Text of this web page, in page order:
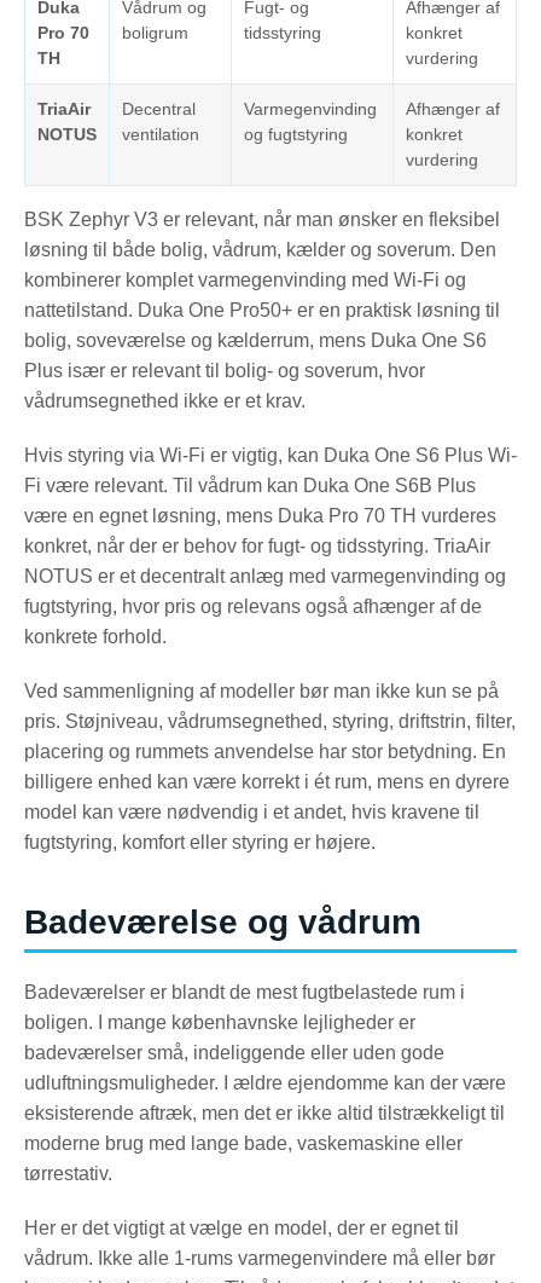
Duka
Pro 70
TH
Vådrum og
boligrum
Fugt- og
tidsstyring
Afhænger af
konkret
vurdering
TriaAir
NOTUS
Decentral
ventilation
Varmegenvinding
og fugtstyring
Afhænger af
konkret
vurdering
BSK Zephyr V3 er relevant, når man ønsker en fleksibel
løsning til både bolig, vådrum, kælder og soverum. Den
kombinerer komplet varmegenvinding med Wi-Fi og
nattetilstand. Duka One Pro50+ er en praktisk løsning til
bolig, soveværelse og kælderrum, mens Duka One S6
Plus især er relevant til bolig- og soverum, hvor
vådrumsegnethed ikke er et krav.
Hvis styring via Wi-Fi er vigtig, kan Duka One S6 Plus Wi-
Fi være relevant. Til vådrum kan Duka One S6B Plus
være en egnet løsning, mens Duka Pro 70 TH vurderes
konkret, når der er behov for fugt- og tidsstyring. TriaAir
NOTUS er et decentralt anlæg med varmegenvinding og
fugtstyring, hvor pris og relevans også afhænger af de
konkrete forhold.
Ved sammenligning af modeller bør man ikke kun se på
pris. Støjniveau, vådrumsegnethed, styring, driftstrin, filter,
placering og rummets anvendelse har stor betydning. En
billigere enhed kan være korrekt i ét rum, mens en dyrere
model kan være nødvendig i et andet, hvis kravene til
fugtstyring, komfort eller styring er højere.
Badeværelse og vådrum
Badeværelser er blandt de mest fugtbelastede rum i
boligen. I mange københavnske lejligheder er
badeværelser små, indeliggende eller uden gode
udluftningsmuligheder. I ældre ejendomme kan der være
eksisterende aftræk, men det er ikke altid tilstrækkeligt til
moderne brug med lange bade, vaskemaskine eller
tørrestativ.
Her er det vigtigt at vælge en model, der er egnet til
vådrum. Ikke alle 1-rums varmegenvindere må eller bør